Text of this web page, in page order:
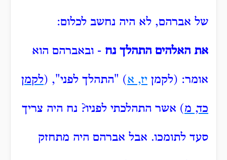
של אברהם, לא היה נחשב לכלום:
את האלהים התהלך נח - ובאברהם הוא
אומר: (לקמן יז, א) "התהלך לפני", (לקמן
כד, מ) אשר התהלכתי לפניו? נח היה צריך
סעד לתומכו. אבל אברהם היה מתחזק